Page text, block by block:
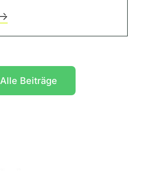
Alle Beiträge